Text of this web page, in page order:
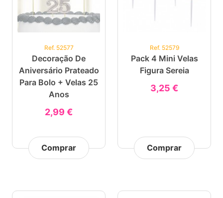
Ref. 52577
Decoração De
Aniversário Prateado
Para Bolo + Velas 25
Anos
2,99 €
Comprar
Ref. 52579
Pack 4 Mini Velas
Figura Sereia
3,25 €
Comprar